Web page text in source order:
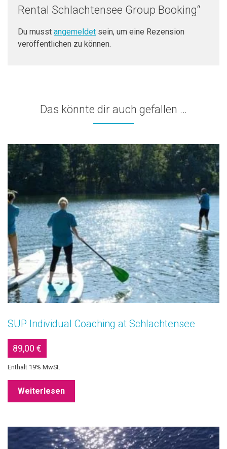
Rental Schlachtensee Group Booking“
Du musst angemeldet sein, um eine Rezension
veröffentlichen zu können.
Das könnte dir auch gefallen …
SUP Individual Coaching at Schlachtensee
89,00 €
Enthält 19% MwSt.
Weiterlesen